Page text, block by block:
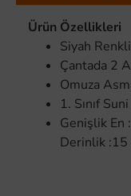
Ürün Özellikleri
Siyah
Çantada 2
Omuza
1. Sınıf
Genişlik En
Derinlik :15